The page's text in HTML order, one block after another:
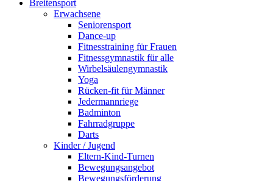
Breitensport
Erwachsene
Seniorensport
Dance-up
Fitnesstraining für Frauen
Fitnessgymnastik für alle
Wirbelsäulengymnastik
Yoga
Rücken-fit für Männer
Jedermannriege
Badminton
Fahrradgruppe
Darts
Kinder / Jugend
Eltern-Kind-Turnen
Bewegungsangebot
Bewegungsförderung